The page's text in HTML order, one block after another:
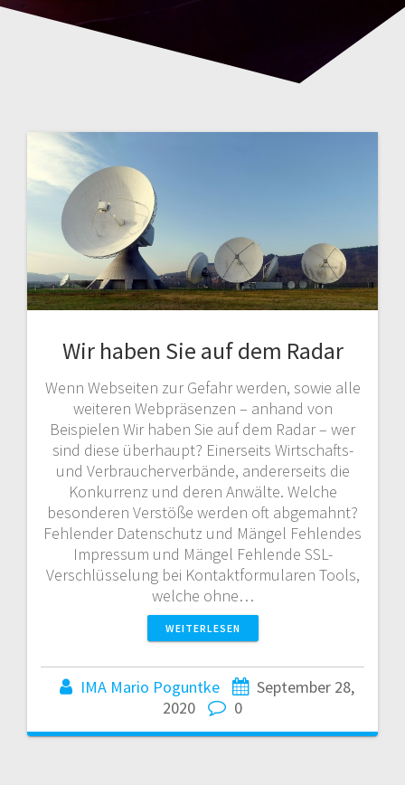
Wir haben Sie auf dem Radar
Wenn Webseiten zur Gefahr werden, sowie alle
weiteren Webpräsenzen – anhand von
Beispielen Wir haben Sie auf dem Radar – wer
sind diese überhaupt? Einerseits Wirtschafts-
und Verbraucherverbände, andererseits die
Konkurrenz und deren Anwälte. Welche
besonderen Verstöße werden oft abgemahnt?
Fehlender Datenschutz und Mängel Fehlendes
Impressum und Mängel Fehlende SSL-
Verschlüsselung bei Kontaktformularen Tools,
welche ohne…
WEITERLESEN
IMA Mario Poguntke
September 28,
2020
0